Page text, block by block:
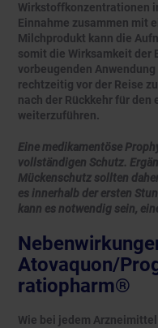
Wirkstoffkonzentrationen
Einnahme zusammen mit
Milchprodukt kann die
somit die Wirksamkeit der
vorbeugenden
rechtzeitig vor der Reise
nach der Rückkehr für
weiterzuführen.
Eine medikamentöse
vollständigen Schutz.
Mückenschutz sollten
es innerhalb der ersten
kann es notwendig sein,
Atovaquon/
ratiopharm®
Wie bei jedem